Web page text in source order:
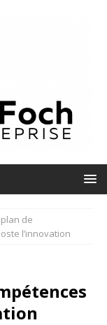
de
l’innovation